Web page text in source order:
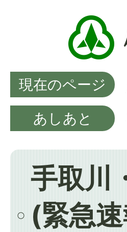
現在のページ
あしあと
手取川
(緊急